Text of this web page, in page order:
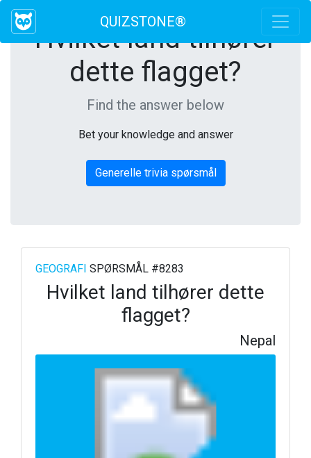
QUIZSTONE®
Hvilket land tilhører
dette flagget?
Find the answer below
Bet your knowledge and answer
Generelle trivia spørsmål
GEOGRAFI SPØRSMÅL #8283
Hvilket land tilhører dette
flagget?
Nepal